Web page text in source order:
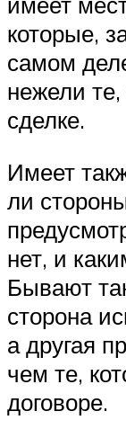
которые,
самом
нежели
сделке.
Имеет
ли
нет, и
Бывают
сторона
а другая
чем те,
договоре.